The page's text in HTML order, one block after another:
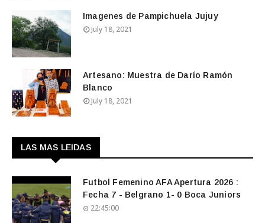
Imagenes de Pampichuela Jujuy
July 18, 2021
Artesano: Muestra de Darío Ramón
Blanco
July 18, 2021
LAS MAS LEIDAS
Futbol Femenino AFA Apertura 2026 :
Fecha 7 - Belgrano 1- 0 Boca Juniors
22:45:00